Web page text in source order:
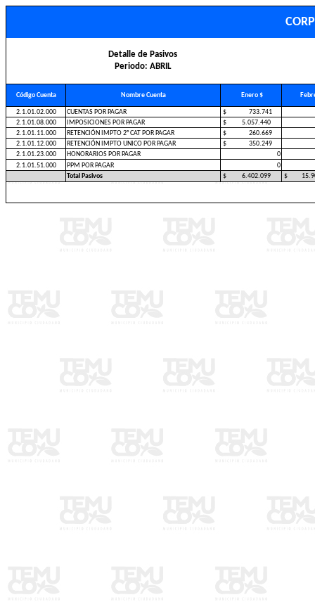
Detalle de Pasivos
Periodo: ABRIL
Código Cuenta Nombre Cuenta Enero $
2.1.01.02.000 CUENTAS POR PAGAR
$ 733.741
2.1.01.08.000
IMPOSICIONES POR PAGAR
$ 5.057.440
2.1.01.11.000
RETENCIÓN IMPTO 2° CAT POR PAGAR
$ 260.669
2.1.01.12.000
RETENCIÓN IMPTO UNICO POR PAGAR
$ 350.249
2.1.01.23.000
HONORARIOS POR PAGAR
0
2.1.01.51.000
PPM POR PAGAR
0
Total Pasivos
$ 6.402.099 $